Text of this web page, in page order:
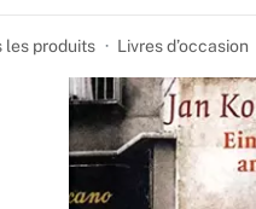
les produits Livres d’occasion